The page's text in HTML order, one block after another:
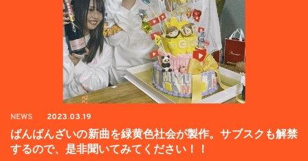
NEWS 2023.03.19
ばんばんざいの新曲を緑黄色社会が製作。サブスクも解禁
するので、是非聞いてみてください！！